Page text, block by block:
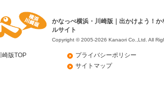
かなっぺ横浜・川崎版｜出かけよう！か
ルサイト
Copyright © 2005-2026 Kanaori Co.,Ltd. All
崎版TOP
プライバシーポリシー
サイトマップ